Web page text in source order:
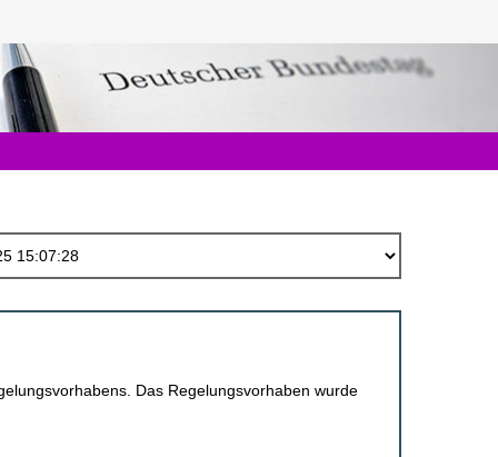
Das Regelungsvorhaben wurde